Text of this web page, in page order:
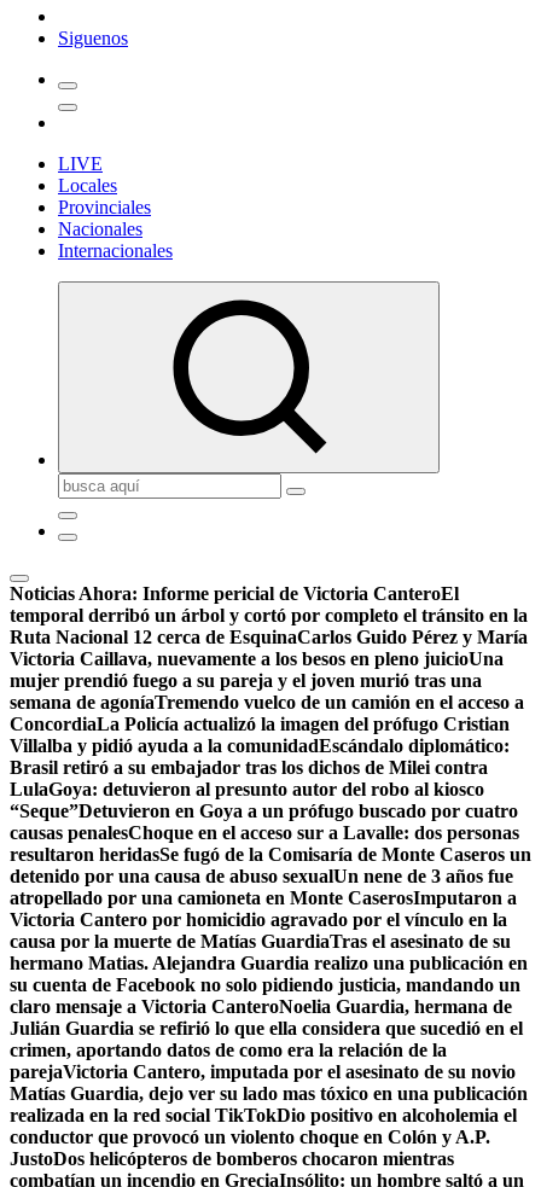
Siguenos
LIVE
Locales
Provinciales
Nacionales
Internacionales
Buscar:
Noticias Ahora: Informe pericial de Victoria CanteroEl
temporal derribó un árbol y cortó por completo el tránsito en la
Ruta Nacional 12 cerca de EsquinaCarlos Guido Pérez y María
Victoria Caillava, nuevamente a los besos en pleno juicioUna
mujer prendió fuego a su pareja y el joven murió tras una
semana de agoníaTremendo vuelco de un camión en el acceso a
ConcordiaLa Policía actualizó la imagen del prófugo Cristian
Villalba y pidió ayuda a la comunidadEscándalo diplomático:
Brasil retiró a su embajador tras los dichos de Milei contra
LulaGoya: detuvieron al presunto autor del robo al kiosco
“Seque”Detuvieron en Goya a un prófugo buscado por cuatro
causas penalesChoque en el acceso sur a Lavalle: dos personas
resultaron heridasSe fugó de la Comisaría de Monte Caseros un
detenido por una causa de abuso sexualUn nene de 3 años fue
atropellado por una camioneta en Monte CaserosImputaron a
Victoria Cantero por homicidio agravado por el vínculo en la
causa por la muerte de Matías GuardiaTras el asesinato de su
hermano Matias. Alejandra Guardia realizo una publicación en
su cuenta de Facebook no solo pidiendo justicia, mandando un
claro mensaje a Victoria CanteroNoelia Guardia, hermana de
Julián Guardia se refirió lo que ella considera que sucedió en el
crimen, aportando datos de como era la relación de la
parejaVictoria Cantero, imputada por el asesinato de su novio
Matías Guardia, dejo ver su lado mas tóxico en una publicación
realizada en la red social TikTokDio positivo en alcoholemia el
conductor que provocó un violento choque en Colón y A.P.
JustoDos helicópteros de bomberos chocaron mientras
combatían un incendio en GreciaInsólito: un hombre saltó a un